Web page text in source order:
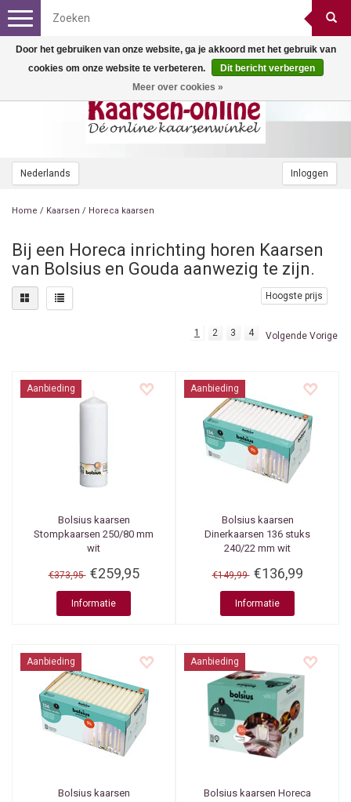
Nederlands Inloggen
Toggle
navigation
Home / Kaarsen / Horeca kaarsen
Bij een Horeca inrichting horen Kaarsen
van Bolsius en Gouda aanwezig te zijn.
Hoogste prijs
1 2 3 4 Volgende Vorige
Aanbieding
Bolsius kaarsen
Stompkaarsen 250/80 mm
wit
€373,95 €259,95
Informatie
Aanbieding
Bolsius kaarsen
Dinerkaarsen 136 stuks
240/22 mm wit
€149,99 €136,99
Informatie
Aanbieding
Bolsius kaarsen
Aanbieding
Bolsius kaarsen Horeca
Door het gebruiken van onze website, ga je akkoord met het gebruik van
cookies om onze website te verbeteren.
Dit bericht verbergen
Meer over cookies »